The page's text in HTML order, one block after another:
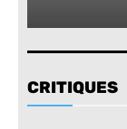
CRITIQUES